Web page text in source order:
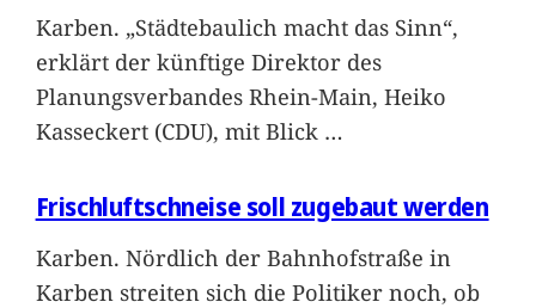
Karben. „Städtebaulich macht das Sinn“,
erklärt der künftige Direktor des
Planungsverbandes Rhein-Main, Heiko
Kasseckert (CDU), mit Blick …
Frischluftschneise soll zugebaut werden
Karben. Nördlich der Bahnhofstraße in
Karben streiten sich die Politiker noch, ob